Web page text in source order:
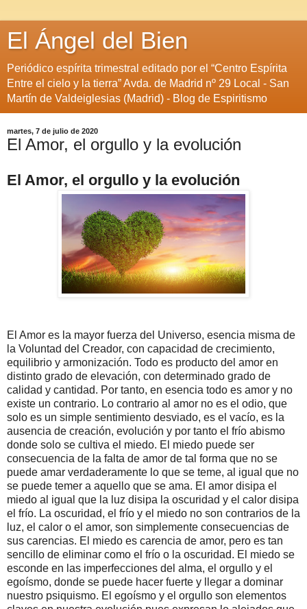
El Ángel del Bien
Periódico espírita trimestral editado por el “Centro Espírita
Entre el cielo y la tierra” Avda. de Madrid nº 29 Local - San
Martín de Valdeiglesias (Madrid) - Blog de Espiritismo
martes, 7 de julio de 2020
El Amor, el orgullo y la evolución
El Amor, el orgullo y la evolución
El Amor es la mayor fuerza del Universo, esencia misma de
la Voluntad del Creador, con capacidad de crecimiento,
equilibrio y armonización. Todo es producto del amor en
distinto grado de elevación, con determinado grado de
calidad y cantidad. Por tanto, en esencia todo es amor y no
existe un contrario. Lo contrario al amor no es el odio, que
solo es un simple sentimiento desviado, es el vacío, es la
ausencia de creación, evolución y por tanto el frío abismo
donde solo se cultiva el miedo. El miedo puede ser
consecuencia de la falta de amor de tal forma que no se
puede amar verdaderamente lo que se teme, al igual que no
se puede temer a aquello que se ama. El amor disipa el
miedo al igual que la luz disipa la oscuridad y el calor disipa
el frío. La oscuridad, el frío y el miedo no son contrarios de la
luz, el calor o el amor, son simplemente consecuencias de
sus carencias. El miedo es carencia de amor, pero es tan
sencillo de eliminar como el frío o la oscuridad. El miedo se
esconde en las imperfecciones del alma, el orgullo y el
egoísmo, donde se puede hacer fuerte y llegar a dominar
nuestro psiquismo. El egoísmo y el orgullo son elementos